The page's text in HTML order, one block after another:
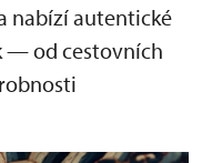
nabízí autentické
— od cestovních